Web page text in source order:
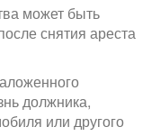
может быть
снятия ареста
должника,
или другого